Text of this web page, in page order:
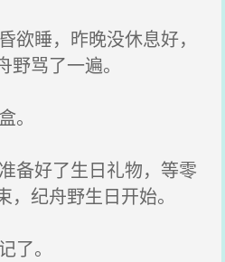
睡，昨晚没休息好，
骂了一遍。
。
备好了生日礼物，等零
纪舟野生日开始。
。